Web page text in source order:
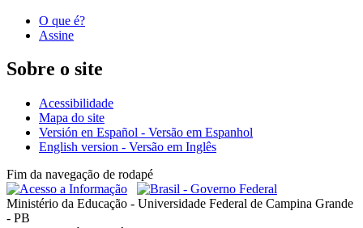
O que é?
Assine
Sobre o site
Acessibilidade
Mapa do site
Versión en Español - Versão em Espanhol
English version - Versão em Inglês
Fim da navegação de rodapé
Ministério da Educação - Universidade Federal de Campina Grande
- PB